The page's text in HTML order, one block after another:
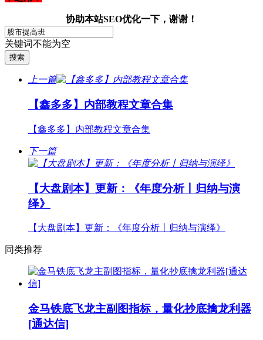
协助本站SEO优化一下，谢谢！
关键词不能为空
上一篇
【鑫多多】内部教程文章合集
【鑫多多】内部教程文章合集
下一篇
【大盘剧本】更新：《年度分析丨归纳与演
绎》
【大盘剧本】更新：《年度分析丨归纳与演绎》
同类推荐
金马铁底飞龙主副图指标，量化抄底擒龙利器
[通达信]